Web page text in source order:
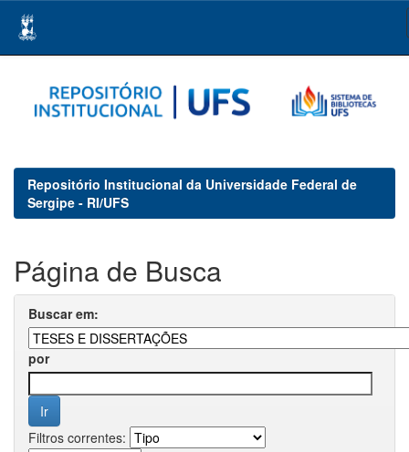
navigation
Repositório Institucional da Universidade Federal de
Sergipe - RI/UFS
Página de Busca
Buscar em:
por
Filtros correntes: